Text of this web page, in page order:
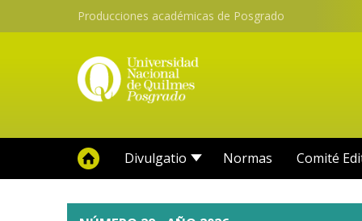
Producciones académicas de Posgrado
Divulgatio Normas Comité